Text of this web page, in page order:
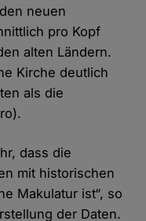
neuen
pro Kopf
alten Ländern.
Kirche deutlich
als die
dass die
mit historischen
Makulatur ist“, so
der Daten.